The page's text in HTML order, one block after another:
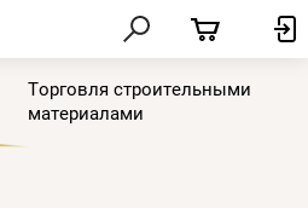
Торговля строительными
материалами